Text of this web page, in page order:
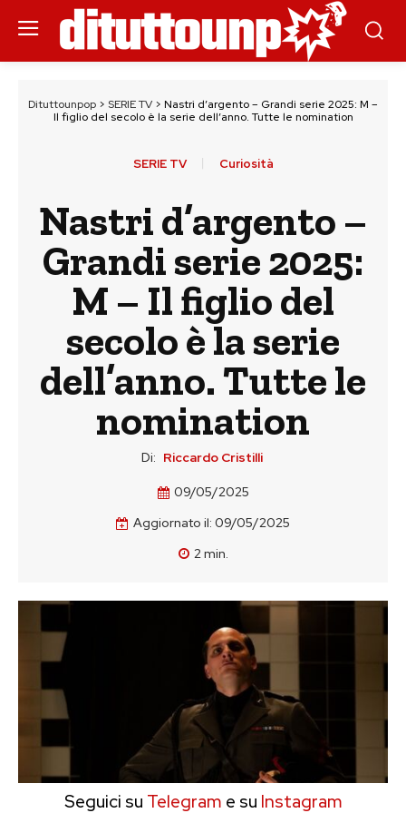
Dituttounpop > SERIE TV > Nastri d’argento – Grandi serie 2025: M –
Il figlio del secolo è la serie dell’anno. Tutte le nomination
SERIE TV Curiosità
Nastri d’argento –
Grandi serie 2025:
M – Il figlio del
secolo è la serie
dell’anno. Tutte le
nomination
Di: Riccardo Cristilli
09/05/2025
Aggiornato il: 09/05/2025
2min.
Seguici su Telegram e su Instagram